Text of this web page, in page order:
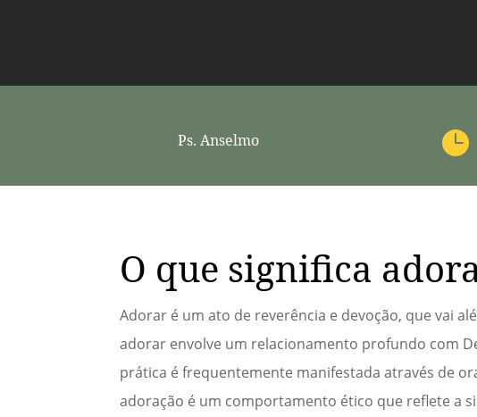
Ps. Anselmo 
O que significa
Adorar é um ato de reverência e devoção, que vai
adorar envolve um relacionamento profundo com
prática é frequentemente manifestada através de
adoração é um comportamento ético que reflete a